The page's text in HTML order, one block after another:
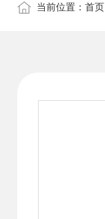
当前位置： 首页